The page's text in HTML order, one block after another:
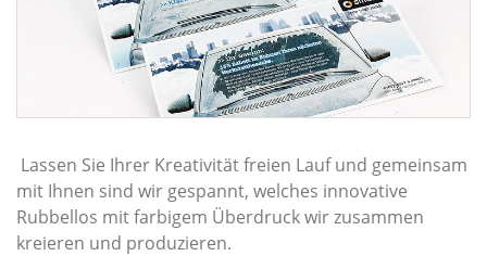
Lassen Sie Ihrer Kreativität freien Lauf und gemeinsam
mit Ihnen sind wir gespannt, welches innovative
Rubbellos mit farbigem Überdruck wir zusammen
kreieren und produzieren.